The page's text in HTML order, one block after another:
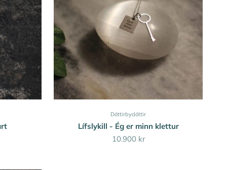
Dóttirbydóttir
Lífslykill - Ég er minn klettur
Sale price
10.900 kr